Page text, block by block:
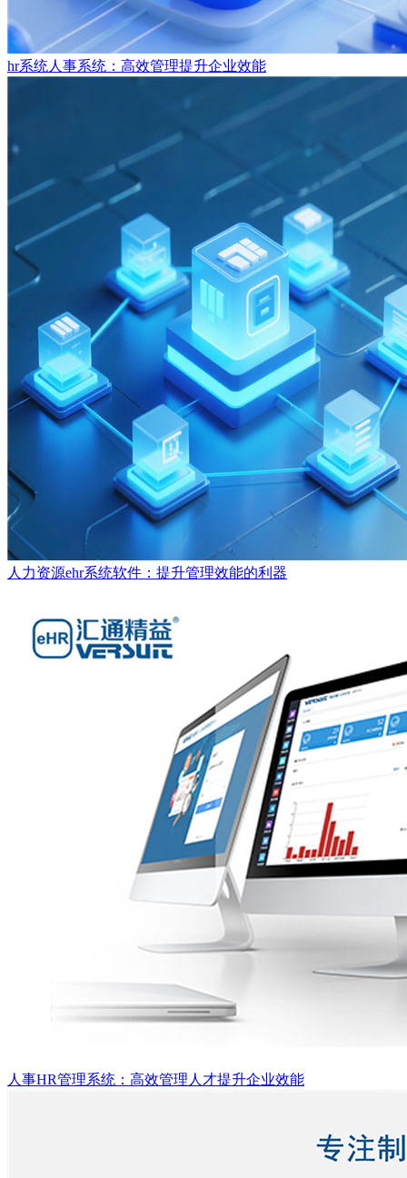
hr系统人事系统：高效管理提升企业效能
人力资源ehr系统软件：提升管理效能的利器
人事HR管理系统：高效管理人才提升企业效能